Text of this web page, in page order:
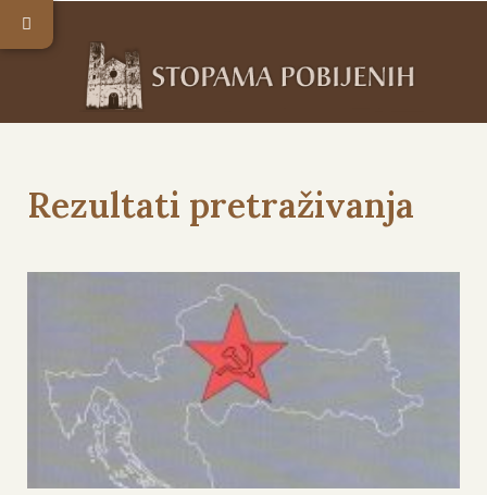
Rezultati pretraživanja